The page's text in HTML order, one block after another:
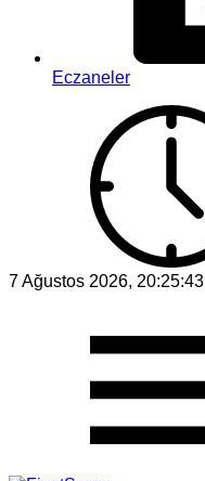
Eczaneler
7 Ağustos 2026, 20:25:43